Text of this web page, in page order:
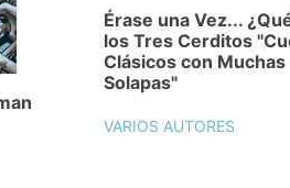
Érase una Vez...
los Tres Cerditos
Clásicos con Muchas
Solapas"
VARIOS AUTORES